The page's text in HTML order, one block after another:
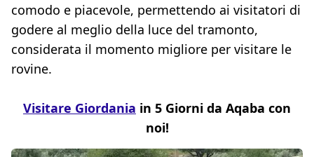
comodo e piacevole, permettendo ai visitatori di
godere al meglio della luce del tramonto,
considerata il momento migliore per visitare le
rovine.
Visitare Giordania in 5 Giorni da Aqaba con
noi!